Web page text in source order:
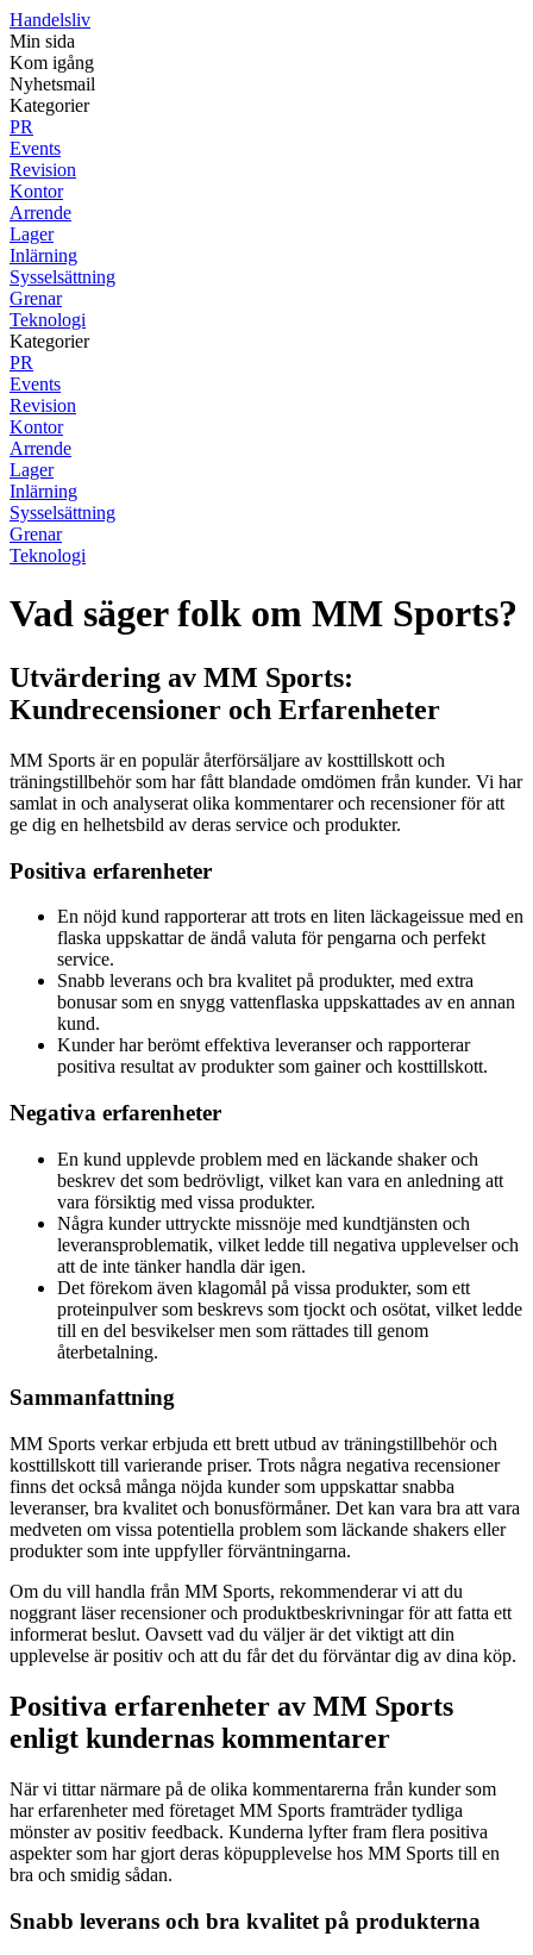
Handelsliv
Min sida
Kom igång
Nyhetsmail
Kategorier
PR
Events
Revision
Kontor
Arrende
Lager
Inlärning
Sysselsättning
Grenar
Teknologi
Kategorier
PR
Events
Revision
Kontor
Arrende
Lager
Inlärning
Sysselsättning
Grenar
Teknologi
Vad säger folk om MM Sports?
Utvärdering av MM Sports:
Kundrecensioner och Erfarenheter
MM Sports är en populär återförsäljare av kosttillskott och
träningstillbehör som har fått blandade omdömen från kunder. Vi har
samlat in och analyserat olika kommentarer och recensioner för att
ge dig en helhetsbild av deras service och produkter.
Positiva erfarenheter
En nöjd kund rapporterar att trots en liten läckageissue med en
flaska uppskattar de ändå valuta för pengarna och perfekt
service.
Snabb leverans och bra kvalitet på produkter, med extra
bonusar som en snygg vattenflaska uppskattades av en annan
kund.
Kunder har berömt effektiva leveranser och rapporterar
positiva resultat av produkter som gainer och kosttillskott.
Negativa erfarenheter
En kund upplevde problem med en läckande shaker och
beskrev det som bedrövligt, vilket kan vara en anledning att
vara försiktig med vissa produkter.
Några kunder uttryckte missnöje med kundtjänsten och
leveransproblematik, vilket ledde till negativa upplevelser och
att de inte tänker handla där igen.
Det förekom även klagomål på vissa produkter, som ett
proteinpulver som beskrevs som tjockt och osötat, vilket ledde
till en del besvikelser men som rättades till genom
återbetalning.
Sammanfattning
MM Sports verkar erbjuda ett brett utbud av träningstillbehör och
kosttillskott till varierande priser. Trots några negativa recensioner
finns det också många nöjda kunder som uppskattar snabba
leveranser, bra kvalitet och bonusförmåner. Det kan vara bra att vara
medveten om vissa potentiella problem som läckande shakers eller
produkter som inte uppfyller förväntningarna.
Om du vill handla från MM Sports, rekommenderar vi att du
noggrant läser recensioner och produktbeskrivningar för att fatta ett
informerat beslut. Oavsett vad du väljer är det viktigt att din
upplevelse är positiv och att du får det du förväntar dig av dina köp.
Positiva erfarenheter av MM Sports
enligt kundernas kommentarer
När vi tittar närmare på de olika kommentarerna från kunder som
har erfarenheter med företaget MM Sports framträder tydliga
mönster av positiv feedback. Kunderna lyfter fram flera positiva
aspekter som har gjort deras köpupplevelse hos MM Sports till en
bra och smidig sådan.
Snabb leverans och bra kvalitet på produkterna